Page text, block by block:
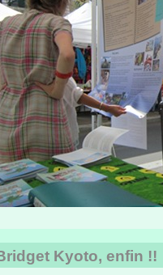
Kyoto, enfin !!